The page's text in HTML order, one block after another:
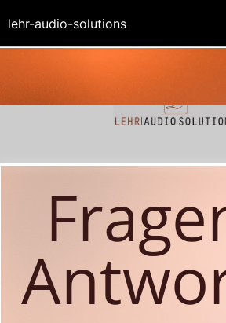
lehr-audio-solutions